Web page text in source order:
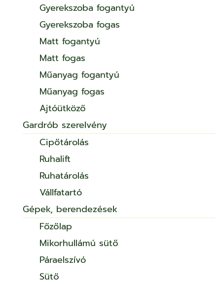
Gyerekszoba fogantyú
Gyerekszoba fogas
Matt fogantyú
Matt fogas
Műanyag fogantyú
Műanyag fogas
Ajtóütköző
Gardrób szerelvény
Cipőtárolás
Ruhalift
Ruhatárolás
Vállfatartó
Gépek, berendezések
Főzőlap
Mikorhullámú sütő
Páraelszívó
Sütő